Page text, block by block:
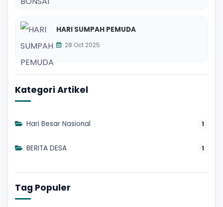
HARI SUMPAH PEMUDA
28 Oct 2025
Kategori Artikel
Hari Besar Nasional 1
BERITA DESA 1
Tag Populer